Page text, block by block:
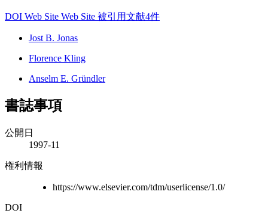
DOI Web Site Web Site 被引用文献4件
Jost B. Jonas
Florence Kling
Anselm E. Gründler
書誌事項
公開日
1997-11
権利情報
https://www.elsevier.com/tdm/userlicense/1.0/
DOI